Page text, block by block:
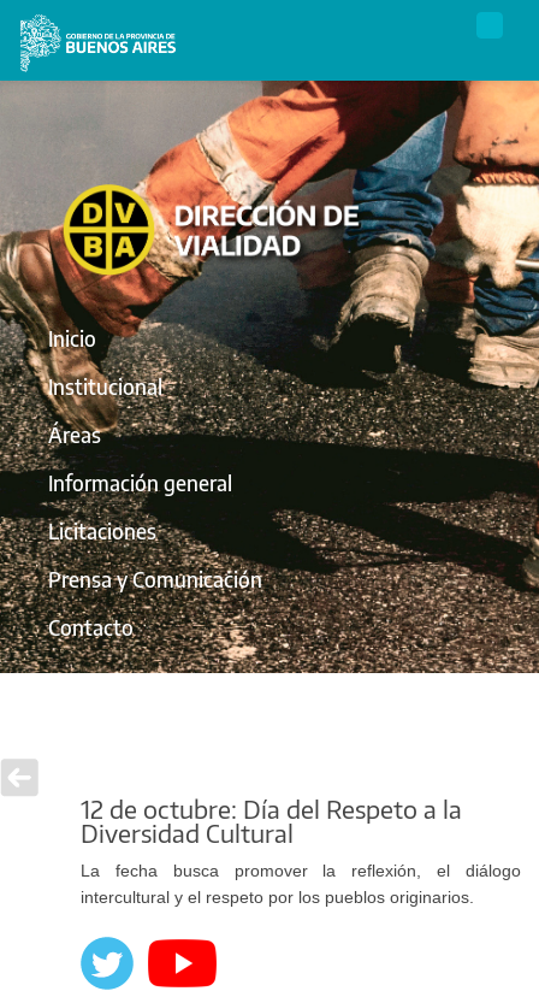
Inicio
Institucional
Áreas
Información general
Licitaciones
Prensa y Comunicación
Contacto
12 de octubre: Día del Respeto a la
Diversidad Cultural
La fecha busca promover la reflexión, el diálogo
intercultural y el respeto por los pueblos originarios.